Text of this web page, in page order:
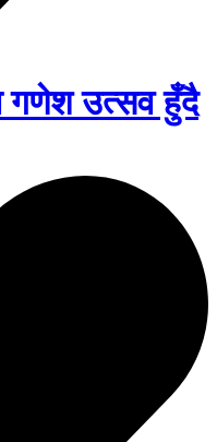
गणेश उत्सव हुँदै